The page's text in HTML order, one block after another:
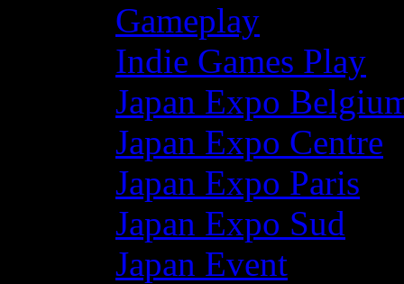
Gameplay
Indie Games Play
Japan Expo
Japan Expo Centre
Japan Expo Paris
Japan Expo Sud
Japan Event